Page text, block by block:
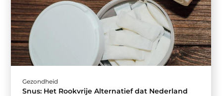
Gezondheid
Snus: Het Rookvrije Alternatief dat Nederland